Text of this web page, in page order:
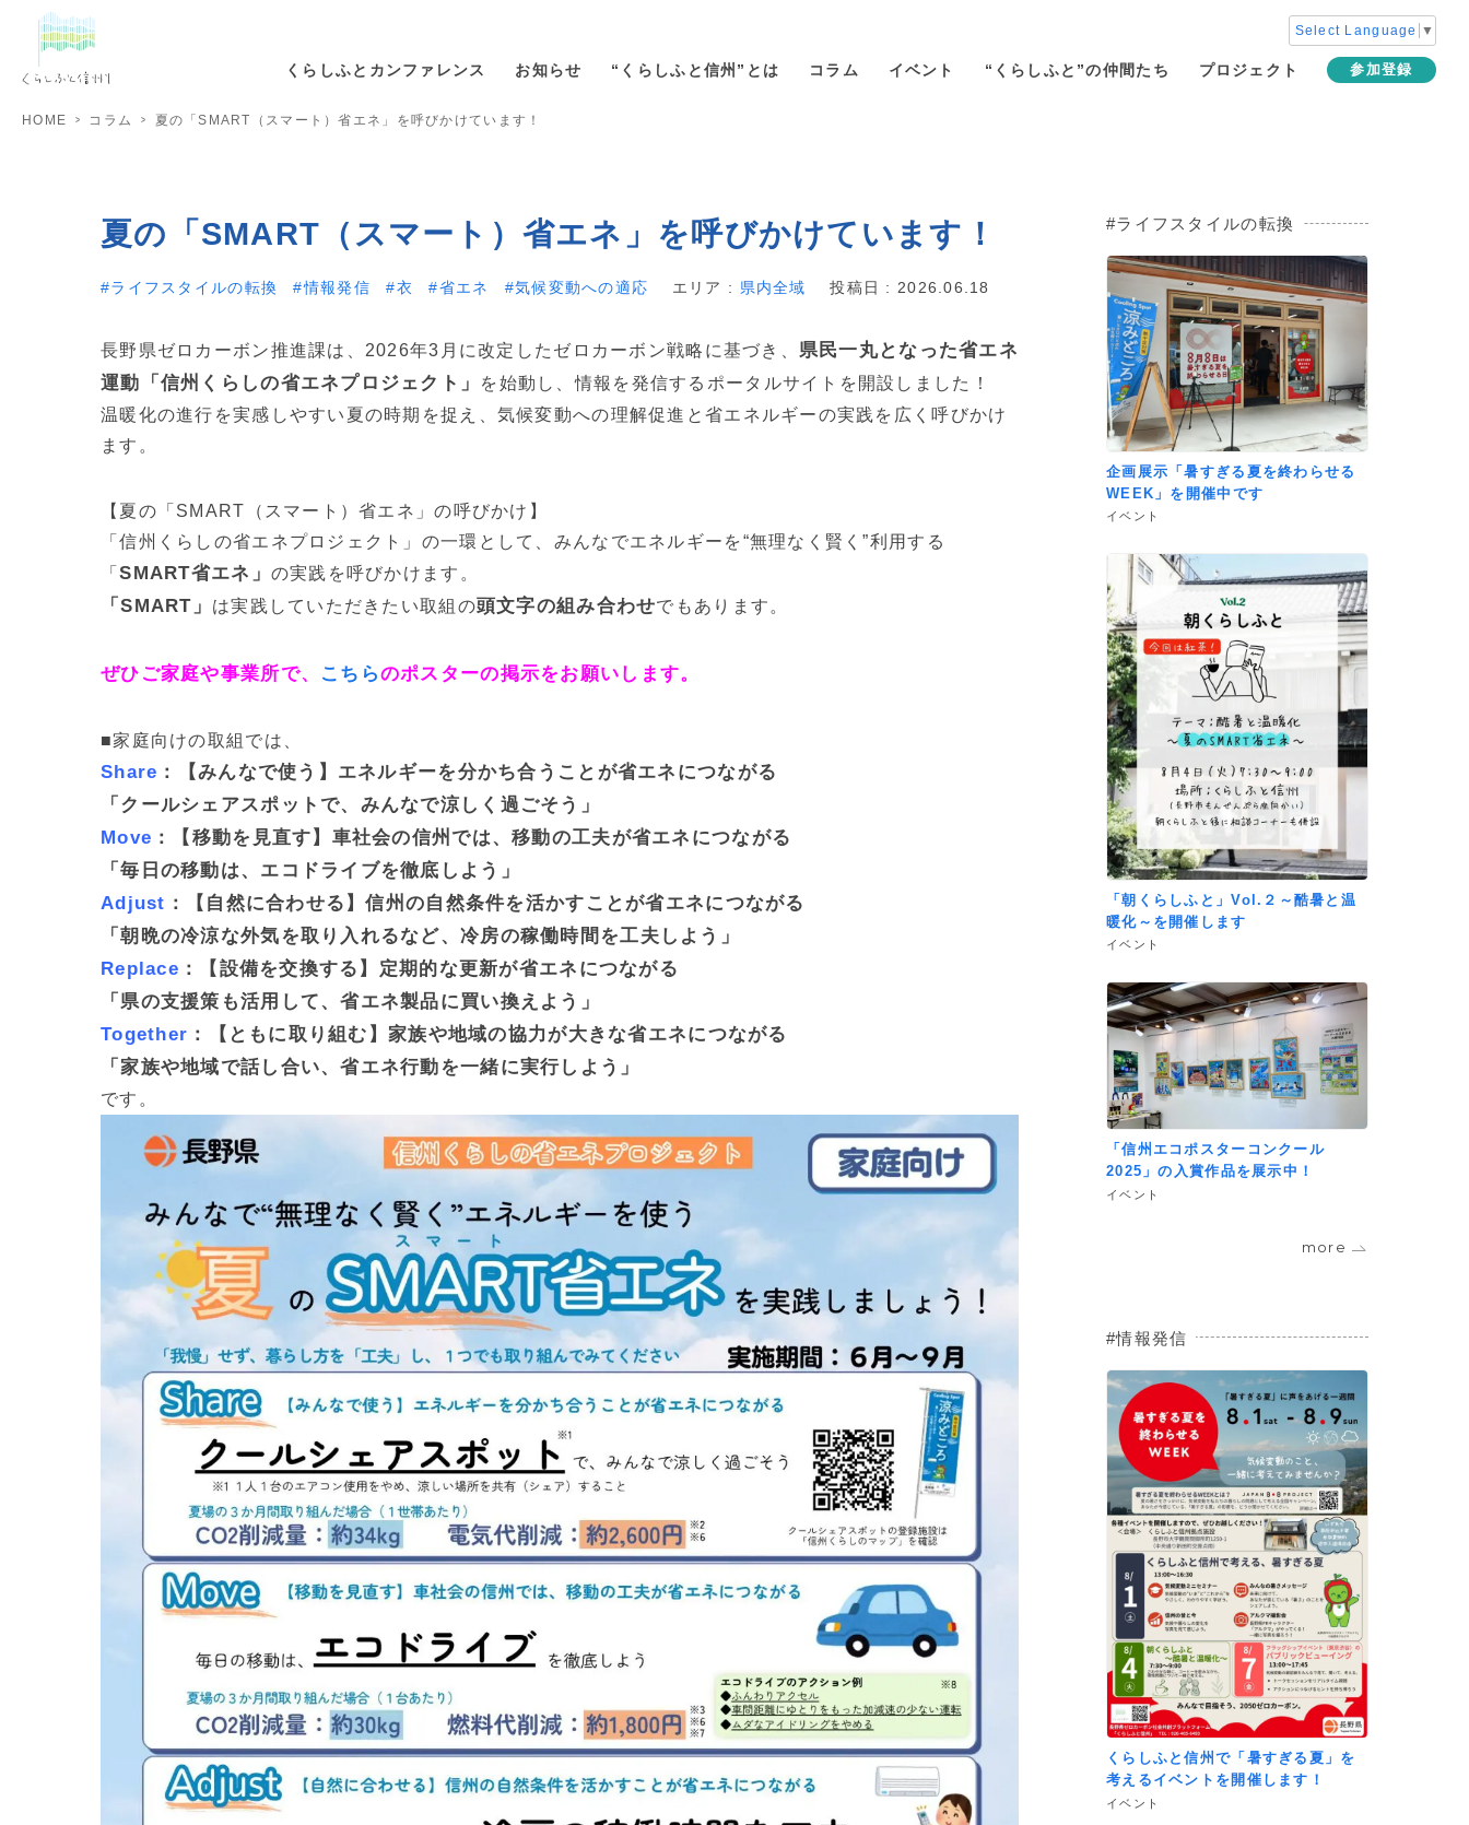
Select Language ▼
くらしふとカンファレンス お知らせ “くらしふと信州”とは コラム イベント “くらしふと”の仲間たち プロジェクト 参加登録
HOME コラム 夏の「SMART（スマート）省エネ」を呼びかけています！
夏の「SMART（スマート）省エネ」を呼びかけています！
ライフスタイルの転換 情報発信 衣 省エネ 気候変動への適応 エリア : 県内全域 投稿日 : 2026.06.18
長野県ゼロカーボン推進課は、2026年3月に改定したゼロカーボン戦略に基づき、 県民一丸となった省エネ
運動「信州くらしの省エネプロジェクト」
を始動し、情報を発信するポータルサイトを開設しました！
温暖化の進行を実感しやすい夏の時期を捉え、気候変動への理解促進と省エネルギーの実践を広く呼びかけ
ます。
【夏の「SMART（スマート）省エネ」の呼びかけ】
「信州くらしの省エネプロジェクト」の一環として、みんなでエネルギーを“無理なく賢く”利用する
「SMART省エネ」 の実践を呼びかけます。
「SMART」 は実践していただきたい取組の頭文字の組み合わせでもあります。
ぜひご家庭や事業所で、 こちらのポスターの掲示をお願いします。
■家庭向けの取組では、
Share ：【みんなで使う】エネルギーを分かち合うことが省エネにつながる
「クールシェアスポットで、みんなで涼しく過ごそう」
Move ：【移動を見直す】車社会の信州では、移動の工夫が省エネにつながる
「毎日の移動は、エコドライブを徹底しよう」
Adjust ：【自然に合わせる】信州の自然条件を活かすことが省エネにつながる
「朝晩の冷涼な外気を取り入れるなど、冷房の稼働時間を工夫しよう」
Replace ：【設備を交換する】定期的な更新が省エネにつながる
「県の支援策も活用して、省エネ製品に買い換えよう」
Together ：【ともに取り組む】家族や地域の協力が大きな省エネにつながる
「家族や地域で話し合い、省エネ行動を一緒に実行しよう」
です。
ライフスタイルの転換
企画展示「暑すぎる夏を終わらせる
WEEK」を開催中です
イベント
「朝くらしふと」Vol.２～酷暑と温
暖化～を開催します
イベント
「信州エコポスターコンクール
2025」の入賞作品を展示中！
イベント
more
情報発信
くらしふと信州で「暑すぎる夏」を
考えるイベントを開催します！
イベント